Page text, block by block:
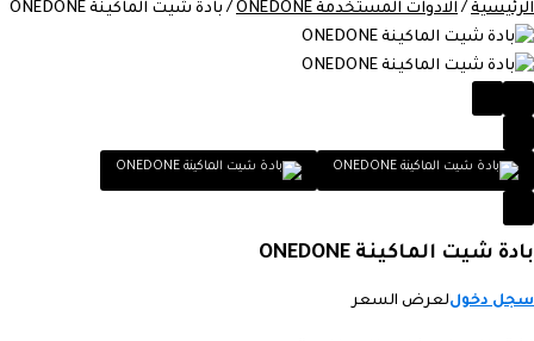
الرئيسية /الادوات المستخدمة ONEDONE / بادة شيت الماكينة ONEDONE
بادة شيت الماكينة ONEDONE
سجل دخوللعرض السعر